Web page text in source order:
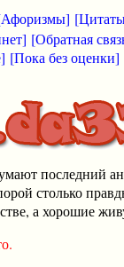
[Обратная
[Пока без оценки]
последний
столько
а хорошие